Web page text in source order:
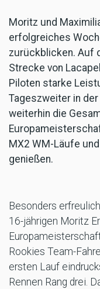
Moritz und
erfolgreiches
zurückblicken. Auf
Strecke von
Piloten starke
Tageszweiter in
weiterhin die
MX2 WM-Läufe
genießen.
Besonders
16-jährigen Moritz
Rookies Team-
ersten Lauf
Rennen Rang drei.